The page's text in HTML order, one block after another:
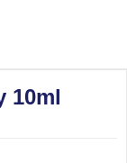
10ml